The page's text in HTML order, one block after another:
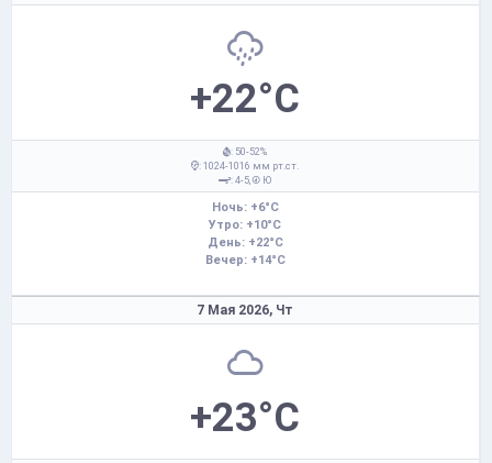
+22°C
: 50-52%
: 1024-1016 мм рт.ст.
: 4-5,
Ю
Ночь: +6°C
Утро: +10°C
День: +22°C
Вечер: +14°C
7 Мая 2026, Чт
+23°C